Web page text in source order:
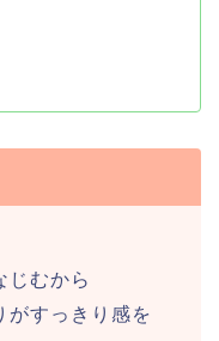
じむから
がすっきり感を